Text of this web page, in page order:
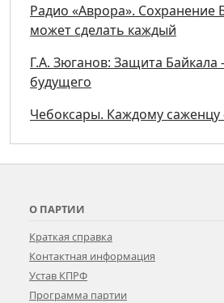
Радио «Аврора». Сохранение
может сделать каждый
Г.А. Зюганов: Защита Байкала
будущего
Чебоксары. Каждому
О ПАРТИИ
Краткая справка
Контактная информация
Устав КПРФ
Программа партии